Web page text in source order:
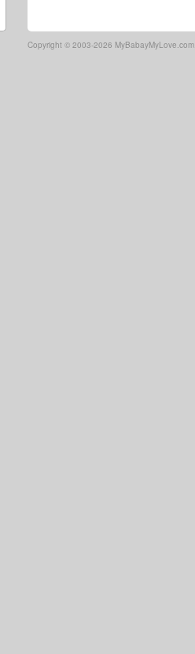
Copyright © 2003-2026